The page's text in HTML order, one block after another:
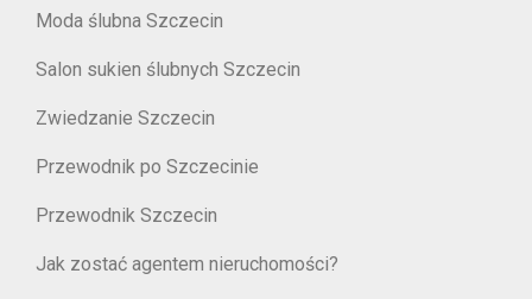
Moda ślubna Szczecin
Salon sukien ślubnych Szczecin
Zwiedzanie Szczecin
Przewodnik po Szczecinie
Przewodnik Szczecin
Jak zostać agentem nieruchomości?